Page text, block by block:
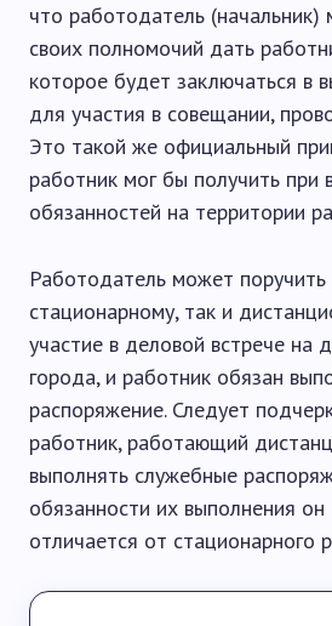
что работодатель
своих полномочий дать
которое будет заключаться в
для участия в совещании,
Это такой же официальный
работник мог бы получить при
обязанностей на территории
Работодатель может поручить
стационарному, так и
участие в деловой встрече на
города, и работник обязан
распоряжение. Следует
работник, работающий
выполнять служебные
обязанности их выполнения
отличается от стационарного